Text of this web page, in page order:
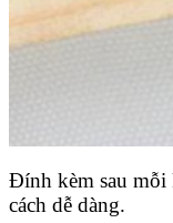
Đính kèm sau mỗi
cách dễ dàng.